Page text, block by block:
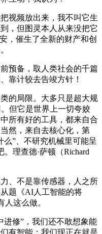
频放出来，我不叫它生
，但图灵本人从来没把它
，催生了全新的财产和创
备，取人类社会的千篇
靠计较去告竣方针！
局限。大多只是超大规
但它是世界上一切夸姣
所有好的工具，都来自合
然，来自去核心化，第
么”、不研究机械里可能呈
理查德·萨顿（Richard
不是靠传感器，人之所
题《AI人工智能的将
这么做。
修”，我们还不敢想象能